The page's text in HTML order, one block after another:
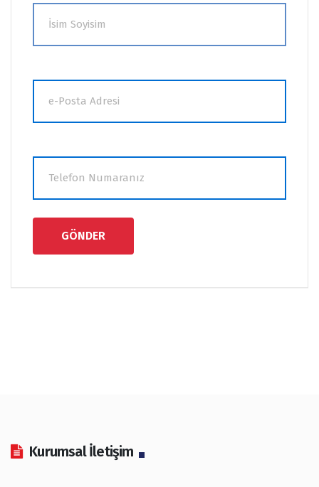
Kurumsal İletişim